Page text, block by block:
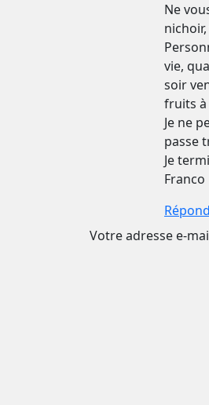
Ne
vie,
soir
fruits à
Je ne
passe
Je
Franco
Votre adresse e-